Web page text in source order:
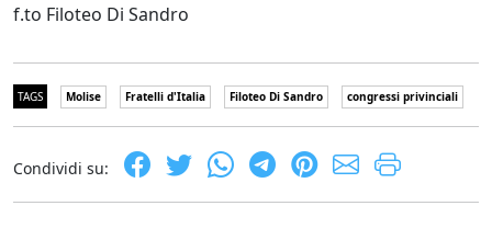
f.to Filoteo Di Sandro
TAGS Molise Fratelli d'Italia Filoteo Di Sandro congressi privinciali
Condividi su: